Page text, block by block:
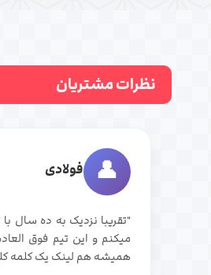
نظرات مشتریان
👤 فولادی
"تقریبا نزدیک به ده سال
میکنم و این تیم فوق
همیشه هم لینک یک کلمه